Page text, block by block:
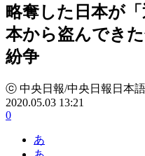
略奪した日本が
本から盗んでき
紛争
ⓒ 中央日報/中央日報日本
2020.05.03 13:21
0
あ